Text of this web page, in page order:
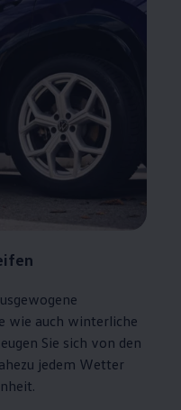
wie auch winterliche
Sie sich von den
jedem Wetter